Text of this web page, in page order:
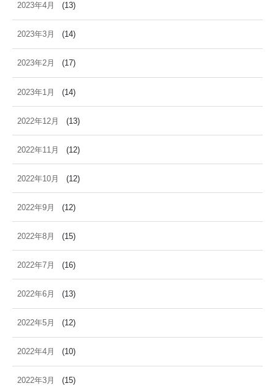
2023年4月 (13)
2023年3月 (14)
2023年2月 (17)
2023年1月 (14)
2022年12月 (13)
2022年11月 (12)
2022年10月 (12)
2022年9月 (12)
2022年8月 (15)
2022年7月 (16)
2022年6月 (13)
2022年5月 (12)
2022年4月 (10)
2022年3月 (15)